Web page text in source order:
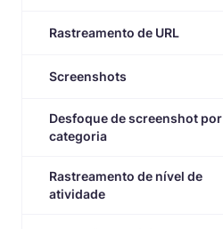
Rastreamento de URL
Screenshots
Desfoque de screenshot por
categoria
Rastreamento de nível de
atividade